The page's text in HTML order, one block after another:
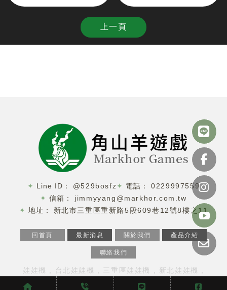
上一頁
@529bosfz
0229997559
jimmyyang@markhor.com.tw
新北市三重區重新路5段609巷12號8樓之11
回首頁 最新消息 關於我們 產品介紹
聯絡我們
娃娃機 台北娃娃機 三重區娃娃機
新北娃娃機
娃娃機廠商